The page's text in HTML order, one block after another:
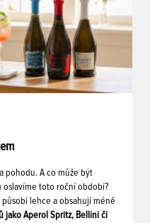
pohodu. A co může být
oslavíme toto roční období?
lehce a obsahují méně
jako Aperol Spritz, Bellini či